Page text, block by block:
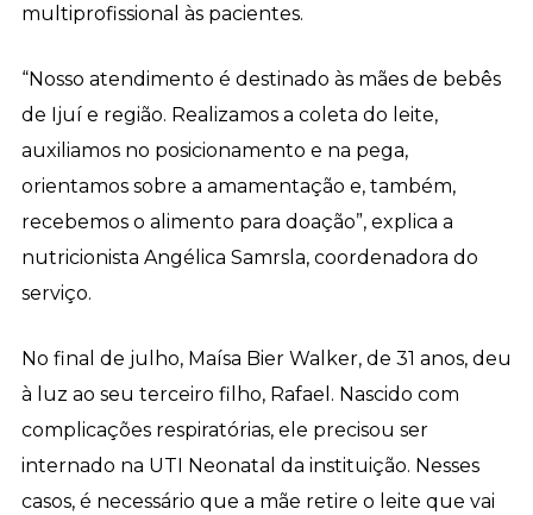
multiprofissional às pacientes.
“Nosso atendimento é destinado às mães de bebês
de Ijuí e região. Realizamos a coleta do leite,
auxiliamos no posicionamento e na pega,
orientamos sobre a amamentação e, também,
recebemos o alimento para doação”, explica a
nutricionista Angélica Samrsla, coordenadora do
serviço.
No final de julho, Maísa Bier Walker, de 31 anos, deu
à luz ao seu terceiro filho, Rafael. Nascido com
complicações respiratórias, ele precisou ser
internado na UTI Neonatal da instituição. Nesses
casos, é necessário que a mãe retire o leite que vai